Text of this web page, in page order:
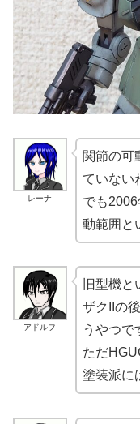
レーナ
関節の可
ていない
でも
動範囲と
アドルフ
旧型機
ザクIIの
うやつで
ただ
塗装派に